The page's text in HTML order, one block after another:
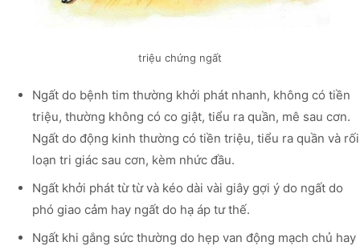
triệu chứng ngất
Ngất do bệnh tim thường khởi phát nhanh, không có tiền
triệu, thường không có co giật, tiểu ra quần, mê sau cơn.
Ngất do động kinh thường có tiền triệu, tiểu ra quần và rối
loạn tri giác sau cơn, kèm nhức đầu.
Ngất khởi phát từ từ và kéo dài vài giây gợi ý do ngất do
phó giao cảm hay ngất do hạ áp tư thế.
Ngất khi gắng sức thường do hẹp van động mạch chủ hay